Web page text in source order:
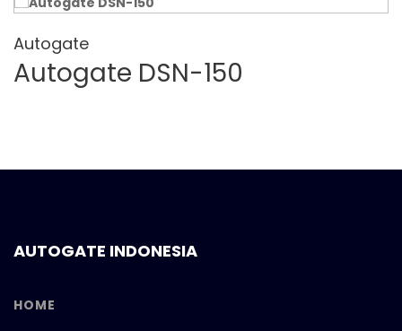
Autogate
Autogate DSN-150
AUTOGATE INDONESIA
HOME